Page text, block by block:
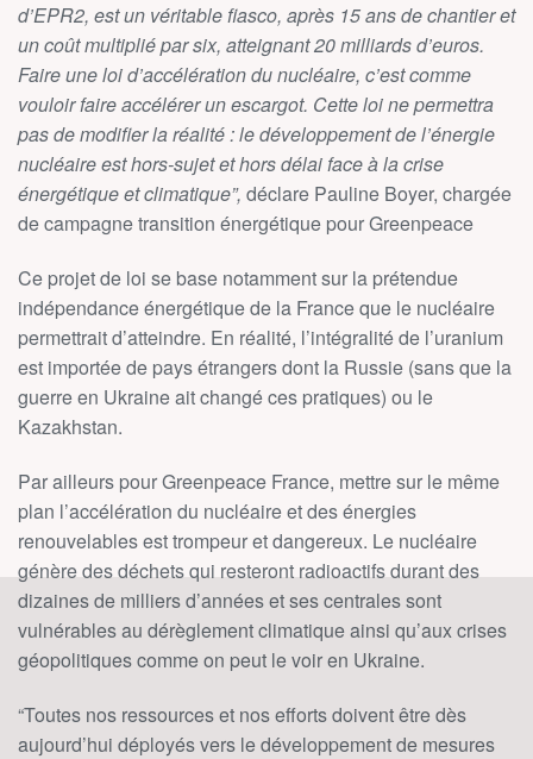
d’EPR2, est un véritable fiasco, après 15 ans de chantier et
un coût multiplié par six, atteignant 20 milliards d’euros.
Faire une loi d’accélération du nucléaire, c’est comme
vouloir faire accélérer un escargot. Cette loi ne permettra
pas de modifier la réalité : le développement de l’énergie
nucléaire est hors-sujet et hors délai face à la crise
énergétique et climatique”, déclare Pauline Boyer, chargée
de campagne transition énergétique pour Greenpeace
Ce projet de loi se base notamment sur la prétendue
indépendance énergétique de la France que le nucléaire
permettrait d’atteindre. En réalité, l’intégralité de l’uranium
est importée de pays étrangers dont la Russie (sans que la
guerre en Ukraine ait changé ces pratiques) ou le
Kazakhstan.
Par ailleurs pour Greenpeace France, mettre sur le même
plan l’accélération du nucléaire et des énergies
renouvelables est trompeur et dangereux. Le nucléaire
génère des déchets qui resteront radioactifs durant des
dizaines de milliers d’années et ses centrales sont
vulnérables au dérèglement climatique ainsi qu’aux crises
géopolitiques comme on peut le voir en Ukraine.
“Toutes nos ressources et nos efforts doivent être dès
aujourd’hui déployés vers le développement de mesures